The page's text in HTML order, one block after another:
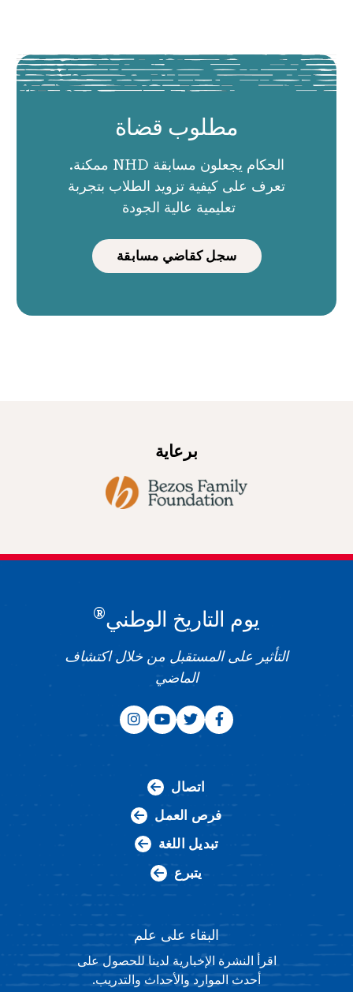
مطلوب قضاة
الحكام يجعلون مسابقة NHD ممكنة.
تعرف على كيفية تزويد الطلاب بتجربة
تعليمية عالية الجودة
سجل كقاضي مسابقة
برعاية
يوم التاريخ الوطني®
التأثير على المستقبل من خلال اكتشاف
الماضي
اتصال
فرص العمل
تبديل اللغة
يتبرع
البقاء على علم
اقرأ النشرة الإخبارية لدينا للحصول على
أحدث الموارد والأحداث والتدريب.